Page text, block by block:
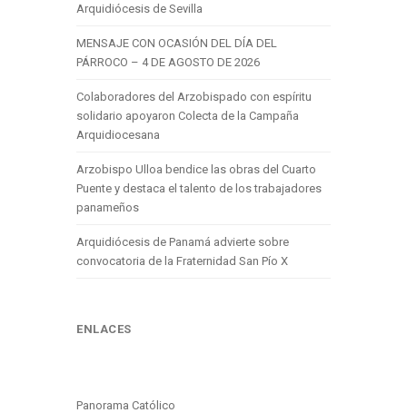
Arquidiócesis de Sevilla
MENSAJE CON OCASIÓN DEL DÍA DEL
PÁRROCO – 4 DE AGOSTO DE 2026
Colaboradores del Arzobispado con espíritu
solidario apoyaron Colecta de la Campaña
Arquidiocesana
Arzobispo Ulloa bendice las obras del Cuarto
Puente y destaca el talento de los trabajadores
panameños
Arquidiócesis de Panamá advierte sobre
convocatoria de la Fraternidad San Pío X
ENLACES
Panorama Católico